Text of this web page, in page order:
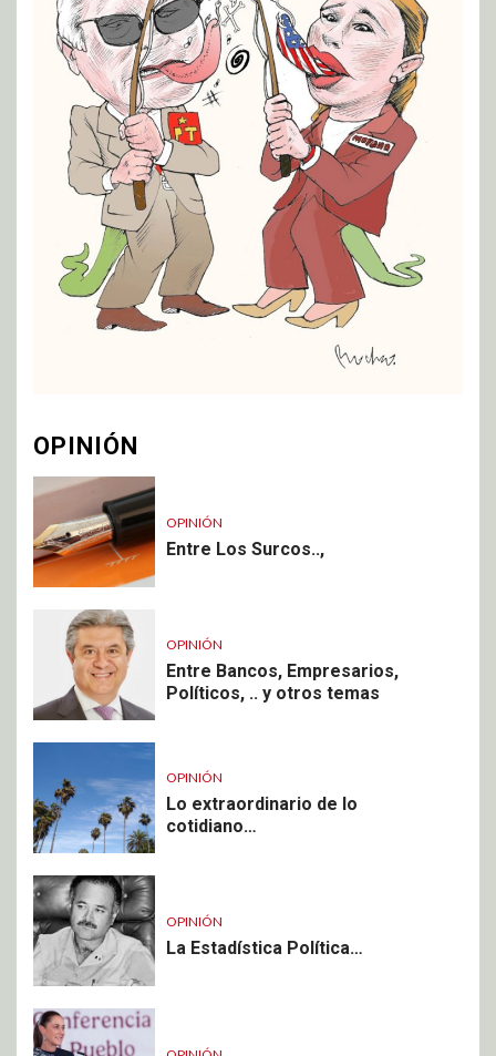
OPINIÓN
OPINIÓN
Entre Los Surcos..,
OPINIÓN
Entre Bancos, Empresarios,
Políticos, .. y otros temas
OPINIÓN
Lo extraordinario de lo
cotidiano…
OPINIÓN
La Estadística Política…